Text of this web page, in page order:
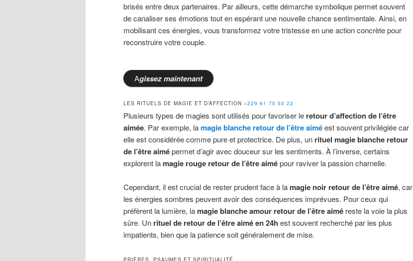
brisés entre deux partenaires. Par ailleurs, cette démarche symbolique permet souvent
de canaliser ses émotions tout en espérant une nouvelle chance sentimentale. Ainsi, en
mobilisant ces énergies, vous transformez votre tristesse en une action concrète pour
reconstruire votre couple.
Agissezmaintenant
LES RITUELS DE MAGIE ET D’AFFECTION +229 61 70 50 22
Plusieurs types de magies sont utilisés pour favoriser le retour d’affection de l’être
aimée. Par exemple, lamagie blanche retour de l’être aiméest souvent privilégiée car
elle est considérée comme pure et protectrice. De plus, un rituel magie blanche retour
de l’être aimépermet d’agir avec douceur sur les sentiments. À l’inverse, certains
explorent la magie rouge retour de l’être aimépour raviver la passion charnelle.
Cependant, il est crucial de rester prudent face à la magie noir retour de l’être aimé, car
les énergies sombres peuvent avoir des conséquences imprévues. Pour ceux qui
préfèrent la lumière, la magie blanche amour retour de l’être aimé reste la voie la plus
sûre. Un rituel de retour de l’être aimé en 24h est souvent recherché par les plus
impatients, bien que la patience soit généralement de mise.
PRIÈRES, PSAUMES ET SPIRITUALITÉ